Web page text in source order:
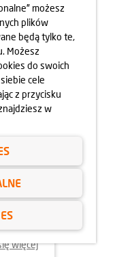
ZE
więcej
możesz
plików
będą tylko te,
Możesz
do swoich
cele
z przycisku
w